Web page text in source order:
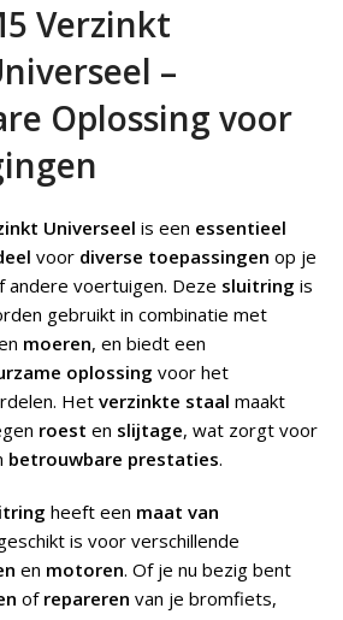
Verzinkt
–
Oplossing voor
Universeel is een essentieel
voor diverse toepassingen op je
andere voertuigen. Deze sluitring is
gebruikt in combinatie met
moeren, en biedt een
oplossing voor het
Het verzinkte staal maakt
roest en slijtage, wat zorgt voor
betrouwbare prestaties.
heeft een maat van
is voor verschillende
en motoren. Of je nu bezig bent
of repareren van je bromfiets,